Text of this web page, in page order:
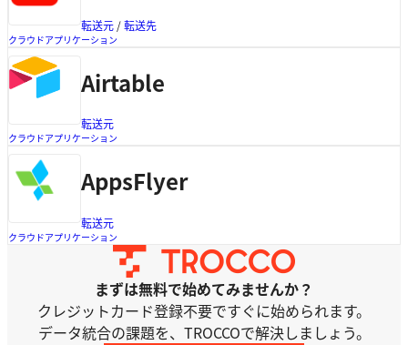
転送元 / 転送先
クラウドアプリケーション
Airtable
転送元
クラウドアプリケーション
AppsFlyer
転送元
クラウドアプリケーション
まずは無料で始めてみませんか？
クレジットカード登録不要ですぐに始められます。
データ統合の課題を、TROCCOで解決しましょう。